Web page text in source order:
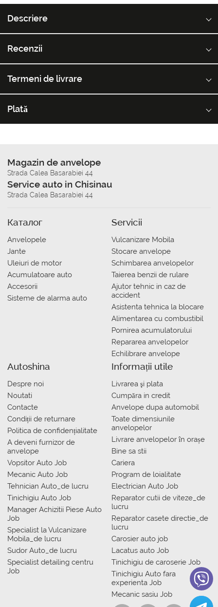
Descriere
Recenzii
Termeni de livrare
Plată
Magazin de anvelope
Strada Calea Basarabiei 44
Service auto in Chisinau
Strada Calea Basarabiei 44
Каталог
Anvelopele
Jante
Uleiuri de motor
Acumulatoare auto
Accesorii
Sisteme de alarma auto
Servicii
Vulcanizare Mobila
Stocare anvelope
Schimbarea anvelopelor
Taierea benzii de rulare
Ajutor tehnic in caz de
accident
Asistenta tehnica la blocare
Alimentarea cu combustibil
Pornirea acumulatorului
Repararea anvelopelor
Echilibrare anvelope
Autoshina
Despre noi
Noutati
Contacte
Condiții de returnare
Politica de confidențialitate
A deveni furnizor de
anvelope
Vopsitor Auto Job
Mecanic Auto Job
Tehnician Auto_de lucru
Tinichigiu Auto Job
Manager Achizitii Piese Auto
Job
Specialist la Vulcanizare
Mobila_de lucru
Sudor Auto_de lucru
Specialist detailing centru
Job
Informații utile
Livrarea şi plata
Сumpăra in credit
Anvelope dupa automobil
Toate dimensiunile
anvelopelor
Livrare anvelopelor în orașe
Bine sa stii
Cariera
Program de loialitate
Electrician Auto Job
Reparator cutii de viteze_de
lucru
Reparator casete directie_de
lucru
Carosier auto job
Lacatus auto Job
Tinichigiu de caroserie Job
Tinichigiu Auto fara
experienta Job
Mecanic sasiu Job